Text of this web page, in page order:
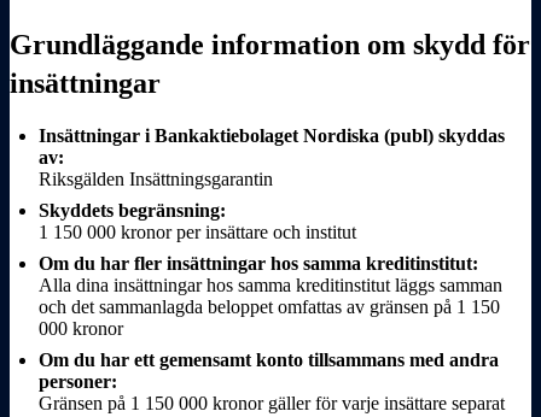
Grundläggande information om skydd för
insättningar
Insättningar i Bankaktiebolaget Nordiska (publ) skyddas
av:
Riksgälden Insättnings­­­­garantin
Skyddets begränsning:
1 150 000 kronor per insättare och institut
Om du har fler insättningar hos samma kreditinstitut:
Alla dina insättningar hos samma kreditinstitut läggs samman
och det sammanlagda beloppet omfattas av gränsen på 1 150
000 kronor
Om du har ett gemensamt konto tillsammans med andra
personer:
Gränsen på 1 150 000 kronor gäller för varje insättare separat